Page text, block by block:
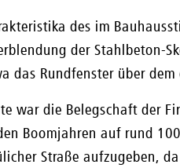
des im
der Stahlbeton-
das Rundfenster über
war die Belegschaft der
Boomjahren auf rund
Straße aufzugeben,